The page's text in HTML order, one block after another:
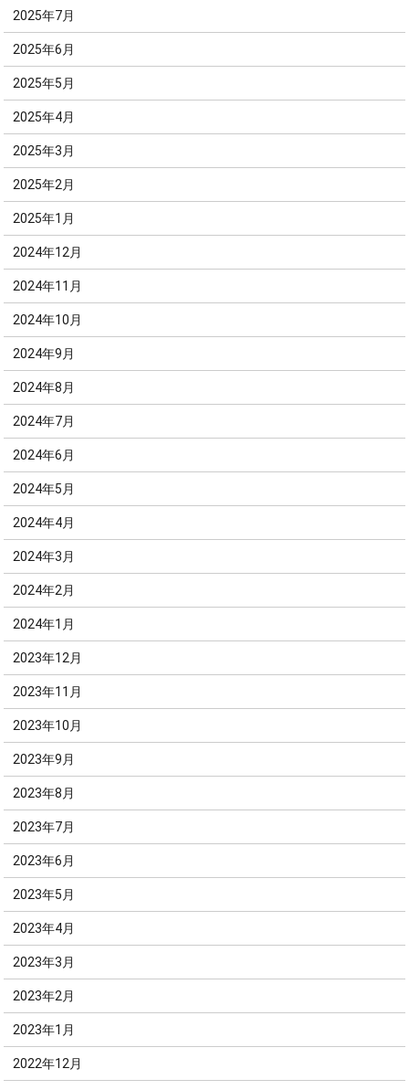
2025年7月
2025年6月
2025年5月
2025年4月
2025年3月
2025年2月
2025年1月
2024年12月
2024年11月
2024年10月
2024年9月
2024年8月
2024年7月
2024年6月
2024年5月
2024年4月
2024年3月
2024年2月
2024年1月
2023年12月
2023年11月
2023年10月
2023年9月
2023年8月
2023年7月
2023年6月
2023年5月
2023年4月
2023年3月
2023年2月
2023年1月
2022年12月